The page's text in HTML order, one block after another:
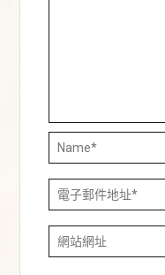
Name*
電
子
郵
件
網
站